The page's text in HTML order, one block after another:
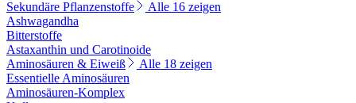
Sekundäre Pflanzenstoffe
Alle 16 zeigen
Ashwagandha
Bitterstoffe
Astaxanthin und Carotinoide
Aminosäuren & Eiweiß
Alle 18 zeigen
Essentielle Aminosäuren
Aminosäuren-Komplex